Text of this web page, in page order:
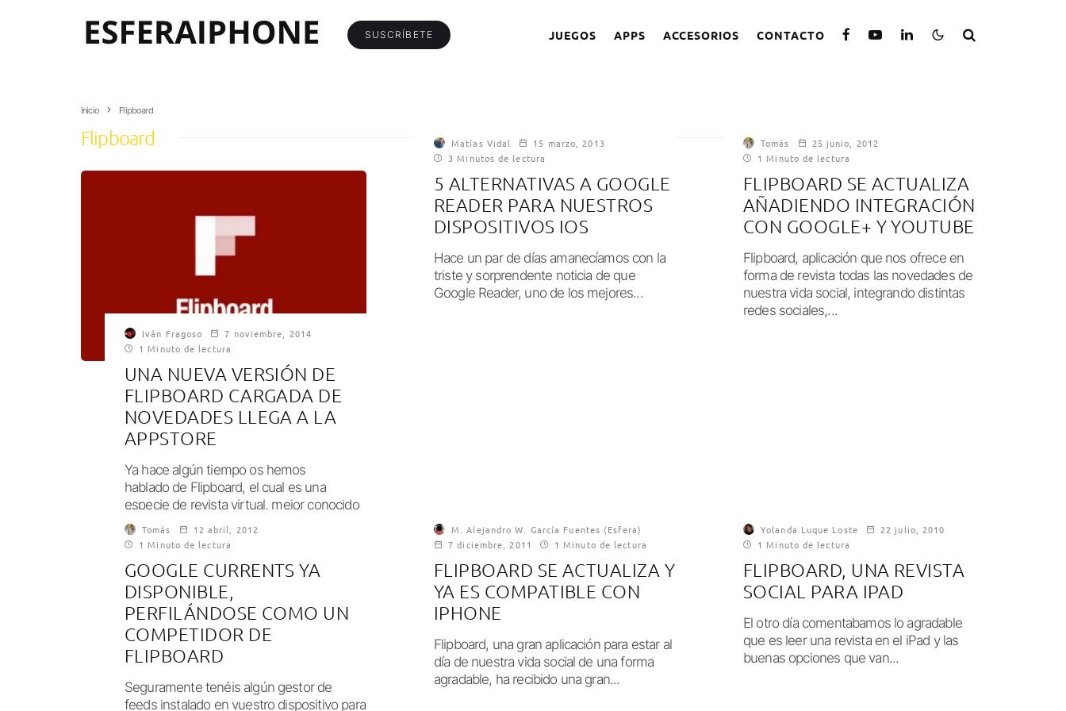
SUSCRÍBETE JUEGOS APPS ACCESORIOS CONTACTO
Inicio Flipboard
Flipboard
Iván Fragoso
7 noviembre, 2014
1 Minuto de lectura
UNA NUEVA VERSIÓN DE
FLIPBOARD CARGADA DE
NOVEDADES LLEGA A LA
APPSTORE
Ya hace algún tiempo os hemos
hablado de Flipboard, el cual es una
especie de revista virtual, mejor conocido
como selector de...
Matías Vidal
15 marzo, 2013
3 Minutos de lectura
5 ALTERNATIVAS A GOOGLE
READER PARA NUESTROS
DISPOSITIVOS IOS
Hace un par de días amanecíamos con la
triste y sorprendente noticia de que
Google Reader, uno de los mejores...
Tomás
25 junio, 2012
1 Minuto de lectura
FLIPBOARD SE ACTUALIZA
AÑADIENDO INTEGRACIÓN
CON GOOGLE+ Y YOUTUBE
Flipboard, aplicación que nos ofrece en
forma de revista todas las novedades de
nuestra vida social, integrando distintas
redes sociales,...
Tomás
12 abril, 2012
1 Minuto de lectura
GOOGLE CURRENTS YA
DISPONIBLE,
PERFILÁNDOSE COMO UN
COMPETIDOR DE
FLIPBOARD
Seguramente tenéis algún gestor de
feeds instalado en vuestro dispositivo para
M. Alejandro W. García Fuentes (Esfera)
7 diciembre, 2011
1 Minuto de lectura
FLIPBOARD SE ACTUALIZA Y
YA ES COMPATIBLE CON
IPHONE
Flipboard, una gran aplicación para estar al
día de nuestra vida social de una forma
agradable, ha recibido una gran...
Yolanda Luque Loste
22 julio, 2010
1 Minuto de lectura
FLIPBOARD, UNA REVISTA
SOCIAL PARA IPAD
El otro día comentabamos lo agradable
que es leer una revista en el iPad y las
buenas opciones que van...